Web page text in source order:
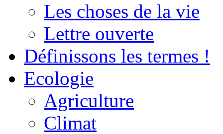
Les choses de la vie
Lettre ouverte
Définissons les termes !
Ecologie
Agriculture
Climat